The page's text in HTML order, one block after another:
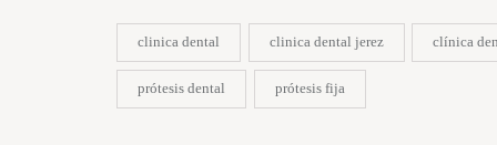
clinica dental clinica dental jerez clínica
prótesis dental prótesis fija